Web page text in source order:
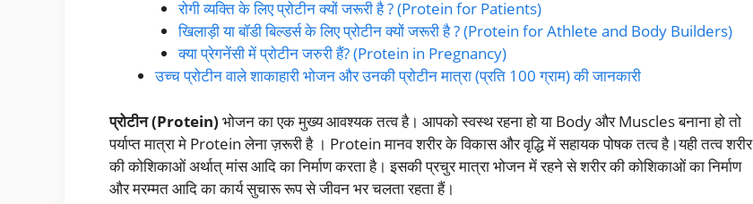
रोगी व्यक्ति के लिए प्रोटीन क्यों जरूरी है ? (Protein for Patients)
खिलाड़ी या बॉडी बिल्डर्स के लिए प्रोटीन क्यों जरूरी है ? (Protein for Athlete and Body Builders)
क्या प्रेगनेंसी में प्रोटीन जरुरी हैं? (Protein in Pregnancy)
उच्च प्रोटीन वाले शाकाहारी भोजन और उनकी प्रोटीन मात्रा (प्रति 100 ग्राम) की जानकारी
प्रोटीन (Protein) भोजन का एक मुख्य आवश्यक तत्व है। आपको स्वस्थ रहना हो या Body और Muscles बनाना हो तो
पर्याप्त मात्रा मे Protein लेना ज़रूरी है । Protein मानव शरीर के विकास और वृद्धि में सहायक पोषक तत्व है।यही तत्व शरीर
की कोशिकाओं अर्थात् मांस आदि का निर्माण करता है। इसकी प्रचुर मात्रा भोजन में रहने से शरीर की कोशिकाओं का निर्माण
और मरम्मत आदि का कार्य सुचारू रूप से जीवन भर चलता रहता हैं।